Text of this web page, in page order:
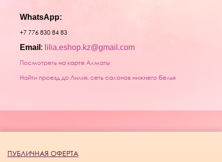
WhatsApp:
+7 776 830 84 83
Email : lilia.eshop.kz@gmail.com
Посмотреть на карте Алматы
Найти проезд до Лилия, сеть салонов нижнего белья
ПУБЛИЧНАЯ ОФЕРТА